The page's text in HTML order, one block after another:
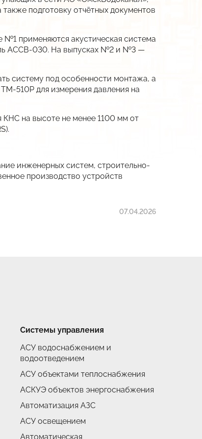
подготовку отчётных документов
№1 применяются акустическая система
АССВ-030. На выпусках №2 и №3 —
систему под особенности монтажа, а
510Р для измерения давления на
на высоте не менее 1100 мм от
инженерных систем, строительно-
производство устройств
07.04.2026
Системы управления
АСУ водоснабжением и
водоотведением
АСУ объектами теплоснабжения
АСКУЭ объектов энергоснабжения
Автоматизация АЗС
АСУ освещением
Автоматическая